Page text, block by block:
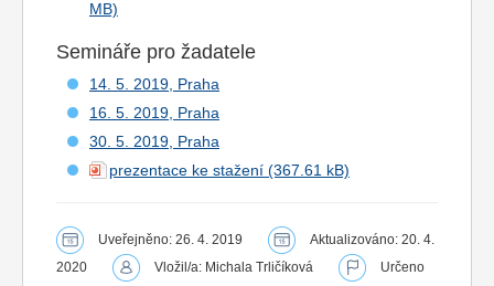
Semináře pro žadatele
14. 5. 2019, Praha
16. 5. 2019, Praha
30. 5. 2019, Praha
prezentace ke stažení
Uveřejněno: 26. 4. 2019
Aktualizováno: 20. 4.
2020
Vložil/a: Michala Trličíková
Určeno